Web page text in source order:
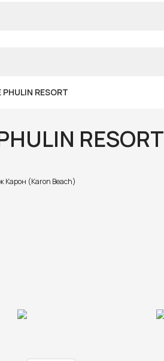
RESORT
RESORT
Карон (Karon Beach)